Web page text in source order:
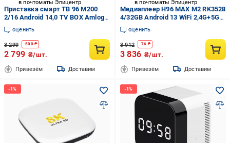
в почтоматы Эпицентр
Приставка смарт ТВ 96 M200
2/16 Android 14,0 TV BOX Amlogic
S905X5M 2,4G&5G Dual Wifi
1000M LAN AV1 BT Al-SR Smart
Video Media Player
оценить
3 299 -500₴
2 799 ₴/шт.
Привезём Доставим
в почтоматы Эпицентр
Медиаплеер H96 MAX M2 RK3528
4/32GB Android 13 WiFi 2,4G+5G
Bluetooth 5,1 Белый
оценить
3 912 -76 ₴
3 836 ₴/шт.
Привезём Доставим